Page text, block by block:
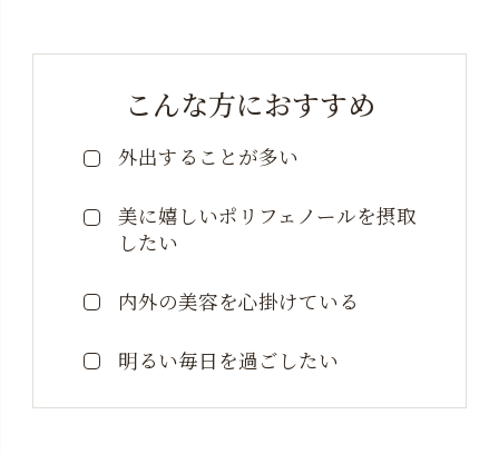
こんな方におすすめ
外出することが多い
美に嬉しいポリフェノールを摂取
したい
内外の美容を心掛けている
明るい毎日を過ごしたい